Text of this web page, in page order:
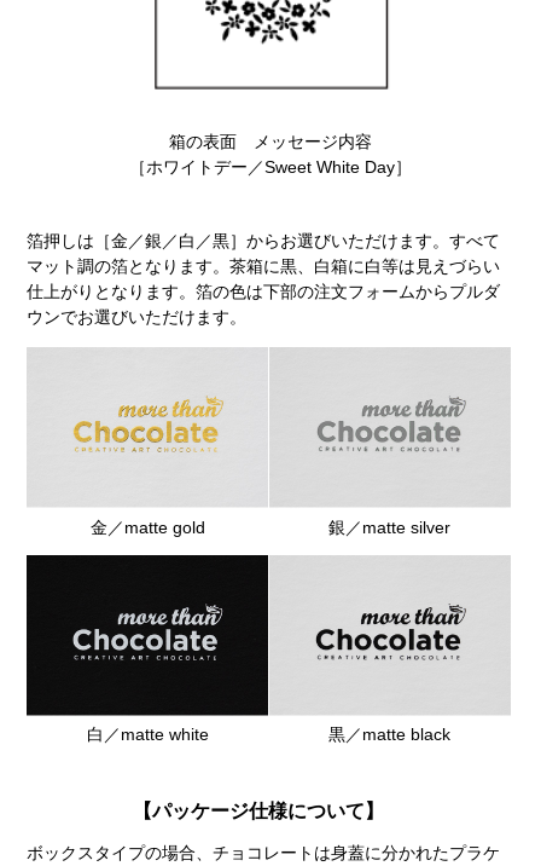
箱の表面 メッセージ内容
［ホワイトデー／Sweet White Day］
箔押しは［金／銀／白／黒］からお選びいただけます。すべて
マット調の箔となります。茶箱に黒、白箱に白等は見えづらい
仕上がりとなります。箔の色は下部の注文フォームからプルダ
ウンでお選びいただけます。
金／matte gold 銀／matte silver
白／matte white 黒／matte black
【パッケージ仕様について】
ボックスタイプの場合、チョコレートは身蓋に分かれたプラケ